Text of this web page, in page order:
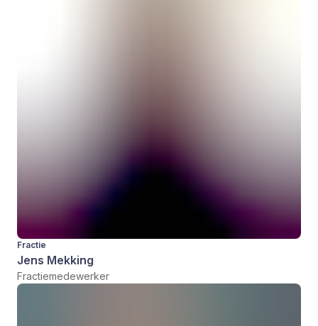
Fractie
Jens Mekking
Fractiemedewerker